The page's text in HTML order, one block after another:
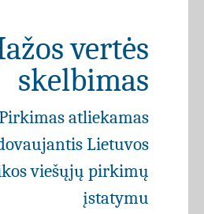
vertės
skelbimas
atliekamas
Lietuvos
viešųjų pirkimų
įstatymu